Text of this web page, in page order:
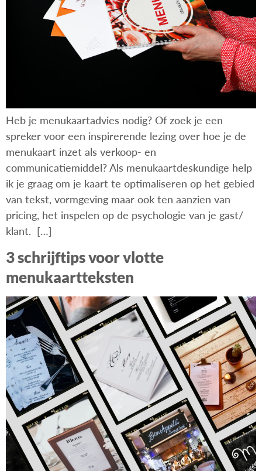
Heb je menukaartadvies nodig? Of zoek je een
spreker voor een inspirerende lezing over hoe je de
menukaart inzet als verkoop- en
communicatiemiddel? Als menukaartdeskundige help
ik je graag om je kaart te optimaliseren op het gebied
van tekst, vormgeving maar ook ten aanzien van
pricing, het inspelen op de psychologie van je gast/
klant. […]
3 schrijftips voor vlotte
menukaartteksten